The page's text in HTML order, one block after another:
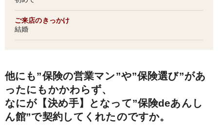
ご来店のきっかけ
結婚
他にも”保険の営業マン”や”保険選び”があ
ったにもかかわらず、
なにが【決め手】となって”保険deあんし
ん館”で契約してくれたのですか。